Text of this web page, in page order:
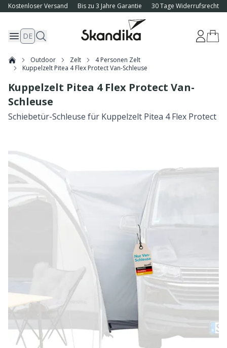
Kostenloser Versand Bis zu 3 Jahre Garantie 30 Tage Widerrufsrecht
DE
Outdoor Zelt
4 Personen Zelt
Kuppelzelt Pitea 4 Flex Protect Van-Schleuse
Kuppelzelt Pitea 4 Flex Protect Van-
Schleuse
Schiebetür-Schleuse für Kuppelzelt Pitea 4 Flex Protect